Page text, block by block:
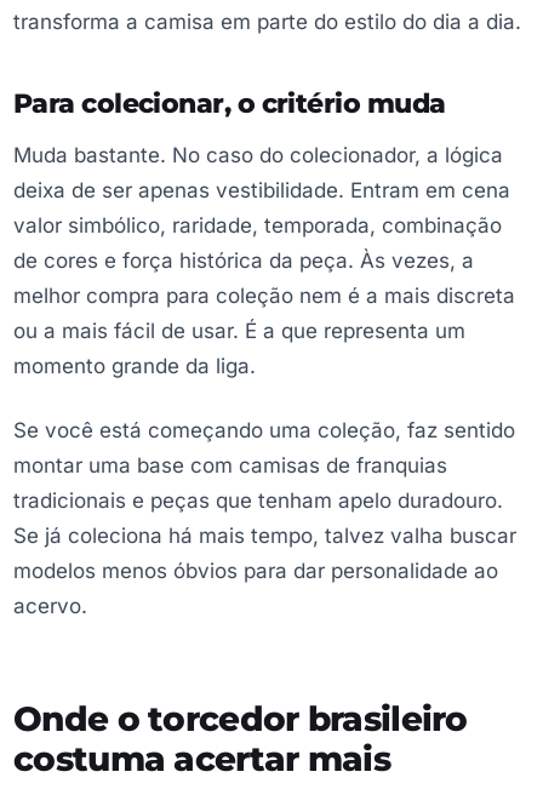
transforma a camisa em parte do estilo do dia a dia.
Para colecionar, o critério muda
Muda bastante. No caso do colecionador, a lógica
deixa de ser apenas vestibilidade. Entram em cena
valor simbólico, raridade, temporada, combinação
de cores e força histórica da peça. Às vezes, a
melhor compra para coleção nem é a mais discreta
ou a mais fácil de usar. É a que representa um
momento grande da liga.
Se você está começando uma coleção, faz sentido
montar uma base com camisas de franquias
tradicionais e peças que tenham apelo duradouro.
Se já coleciona há mais tempo, talvez valha buscar
modelos menos óbvios para dar personalidade ao
acervo.
Onde o torcedor brasileiro
costuma acertar mais